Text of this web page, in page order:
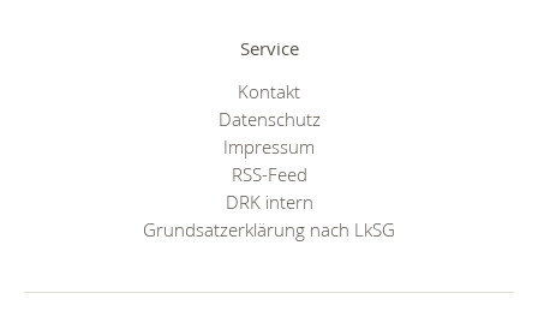
Service
Kontakt
Datenschutz
Impressum
RSS-Feed
DRK intern
Grundsatzerklärung nach LkSG